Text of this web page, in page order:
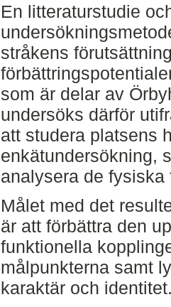
En litteraturstudie
stråkens
som är delar av
undersöks därför
att studera platsens
enkätundersökning,
analysera de
Målet med det
är att förbättra den
funktionella
målpunkterna samt
karaktär och